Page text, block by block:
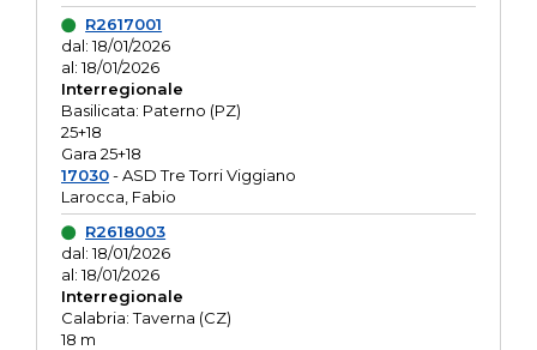
R2617001
dal: 18/01/2026
al: 18/01/2026
Interregionale
Basilicata: Paterno (PZ)
25+18
Gara 25+18
17030- ASD Tre Torri Viggiano
Larocca, Fabio
R2618003
dal: 18/01/2026
al: 18/01/2026
Interregionale
Calabria: Taverna (CZ)
18 m